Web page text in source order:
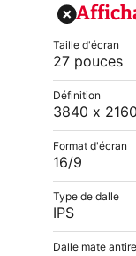
Taille d'écran
27 pouces
Définition
3840 x
Format d'écran
16/9
Type de dalle
IPS
Dalle mate